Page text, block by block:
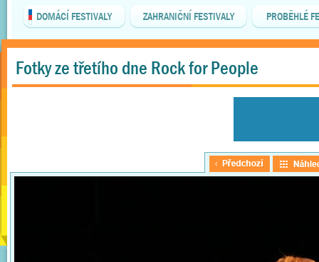
DOMÁCÍ FESTIVALY ZAHRANIČNÍ FESTIVALY PROBĚHLÉ
Fotky ze třetího dne Rock for People